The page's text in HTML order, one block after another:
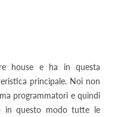
house e ha in questa
principale. Noi non
programmatori e quindi
in questo modo tutte le